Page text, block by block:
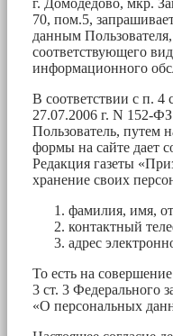
г. Домодедово, мкр.
70, пом.5,
данным
соответствующего
информационного
В соответствии с п. 4
27.07.2006 г. N 152-
Пользователь, путем
формы на сайте дает
Редакция газеты
хранение своих
фамилия, имя,
контактный
адрес
То есть на
3 ст. 3 Федерального
«О персональных